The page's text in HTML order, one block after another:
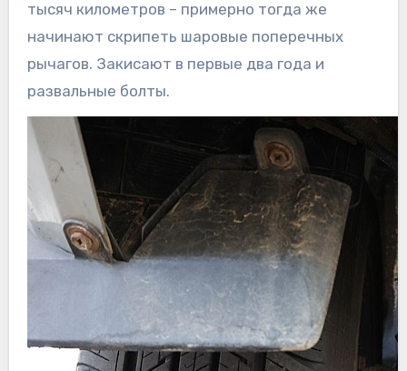
тысяч километров – примерно тогда же
начинают скрипеть шаровые поперечных
рычагов. Закисают в первые два года и
развальные болты.